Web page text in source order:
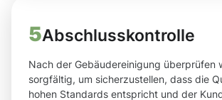
5Abschlusskontrolle
Nach der Gebäudereinigung überprüfen
sorgfältig, um sicherzustellen, dass die
hohen Standards entspricht und der